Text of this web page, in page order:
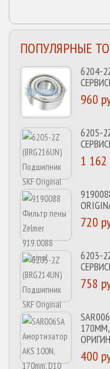
ПОПУЛЯРНЫЕ
6204-
960
6205-
1 162
720
6203-
758
400